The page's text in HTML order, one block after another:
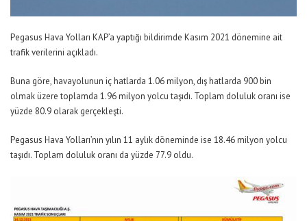
Pegasus Hava Yolları KAP’a yaptığı bildirimde Kasım 2021 dönemine ait
trafik verilerini açıkladı.
Buna göre, havayolunun iç hatlarda 1.06 milyon, dış hatlarda 900 bin
olmak üzere toplamda 1.96 milyon yolcu taşıdı. Toplam doluluk oranı ise
yüzde 80.9 olarak gerçekleşti.
Pegasus Hava Yolları’nın yılın 11 aylık döneminde ise 18.46 milyon yolcu
taşıdı. Toplam doluluk oranı da yüzde 77.9 oldu.